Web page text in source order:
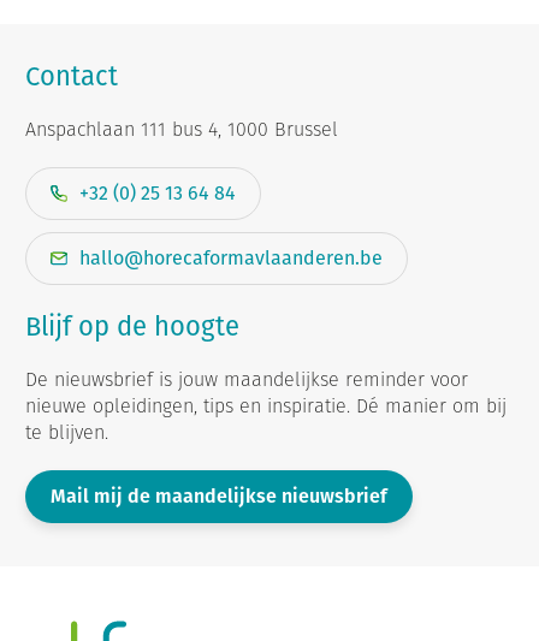
Contact
Anspachlaan 111 bus 4, 1000 Brussel
+32 (0) 25 13 64 84
hallo@horecaformavlaanderen.be
Blijf op de hoogte
De nieuwsbrief is jouw maandelijkse reminder voor
nieuwe opleidingen, tips en inspiratie. Dé manier om bij
te blijven.
Mail mij de maandelijkse nieuwsbrief